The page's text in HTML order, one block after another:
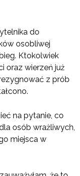
do
osobliwej
Ktokolwiek
oraz wierzeń już
z prób
na pytanie, co
osób wrażliwych,
miejsca w